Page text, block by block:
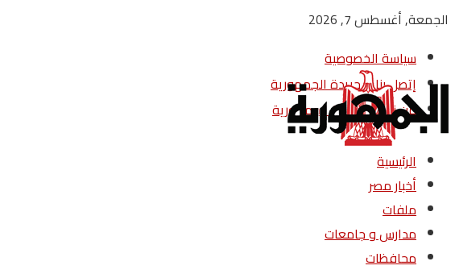
الجمعة, أغسطس 7, 2026
سياسة الخصوصية
إتصل بنا – جريدة الجمهورية
من نحن – جريدة الجمهورية
الرئيسية
أخبار مصر
ملفات
مدارس و جامعات
محافظات